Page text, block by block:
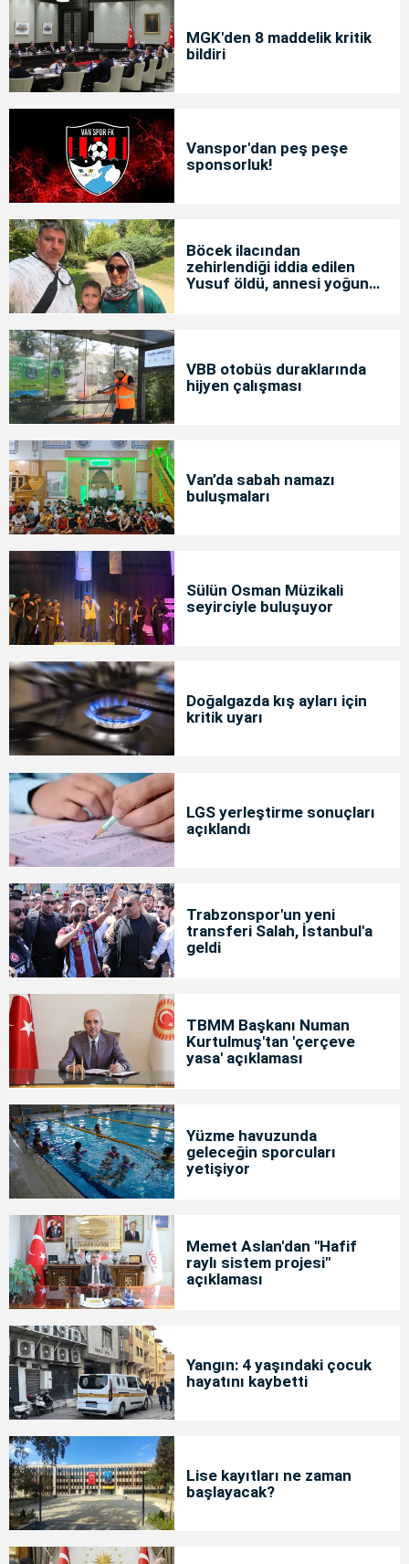
MGK'den 8 maddelik kritik
bildiri
Vanspor'dan peş peşe
sponsorluk!
Böcek ilacından
zehirlendiği iddia edilen
Yusuf öldü, annesi yoğun
VBB otobüs duraklarında
hijyen çalışması
Van’da sabah namazı
buluşmaları
Sülün Osman Müzikali
seyirciyle buluşuyor
Doğalgazda kış ayları için
kritik uyarı
LGS yerleştirme sonuçları
açıklandı
Trabzonspor'un yeni
transferi Salah, İstanbul'a
geldi
TBMM Başkanı Numan
Kurtulmuş'tan 'çerçeve
yasa' açıklaması
Yüzme havuzunda
geleceğin sporcuları
yetişiyor
Memet Aslan'dan "Hafif
raylı sistem projesi"
açıklaması
Yangın: 4 yaşındaki çocuk
hayatını kaybetti
Lise kayıtları ne zaman
başlayacak?